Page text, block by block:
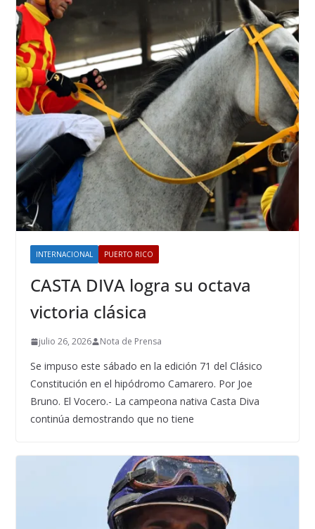
INTERNACIONAL PUERTO RICO
CASTA DIVA logra su octava
victoria clásica
julio 26, 2026 Nota de Prensa
Se impuso este sábado en la edición 71 del Clásico
Constitución en el hipódromo Camarero. Por Joe
Bruno. El Vocero.- La campeona nativa Casta Diva
continúa demostrando que no tiene